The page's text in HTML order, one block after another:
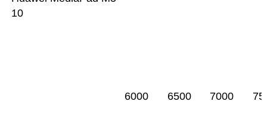
10
6000 6500 7000